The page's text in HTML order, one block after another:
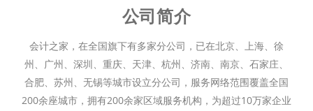
公司简介
会计之家，在全国旗下有多家分公司，已在北京、上海、徐
州、广州、深圳、重庆、天津、杭州、济南、南京、石家庄、
合肥、苏州、无锡等城市设立分公司，服务网络范围覆盖全国
200余座城市，拥有200余家区域服务机构，为超过10万家企业